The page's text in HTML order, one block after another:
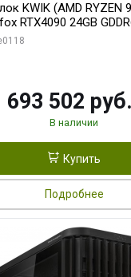
KWIK (AMD RYZEN
RTX4090 24GB
960 ГБ SSD)
693 502 руб.
В наличии
Купить
Подробнее